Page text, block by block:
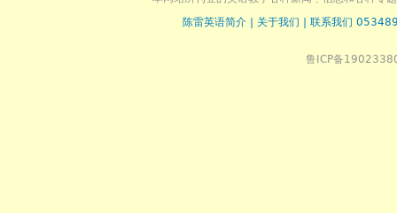
陈雷英语简介
关于我们 联系我们
鲁ICP备